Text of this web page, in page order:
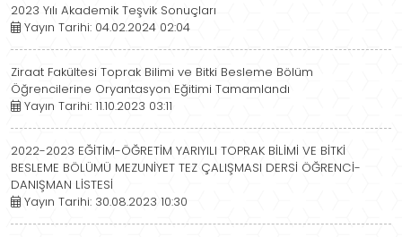
2023 Yılı Akademik Teşvik Sonuçları
Yayın Tarihi: 04.02.2024 02:04
Ziraat Fakültesi Toprak Bilimi ve Bitki Besleme Bölüm
Öğrencilerine Oryantasyon Eğitimi Tamamlandı
Yayın Tarihi: 11.10.2023 03:11
2022-2023 EĞİTİM-ÖĞRETİM YARIYILI TOPRAK BİLİMİ VE BİTKİ
BESLEME BÖLÜMÜ MEZUNİYET TEZ ÇALIŞMASI DERSİ ÖĞRENCİ-
DANIŞMAN LİSTESİ
Yayın Tarihi: 30.08.2023 10:30